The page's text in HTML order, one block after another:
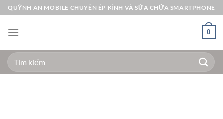
Bỏ
qua
nội
QUỲNH AN MOBILE CHUYÊN ÉP KÍNH VÀ SỬA CHỮA SMARTPHONE
0
Tìm
kiếm: